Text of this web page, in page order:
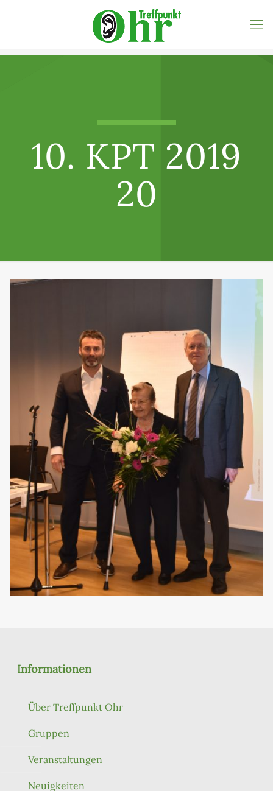
10. KPT 2019
20
Informationen
Über Treffpunkt Ohr
Gruppen
Veranstaltungen
Neuigkeiten